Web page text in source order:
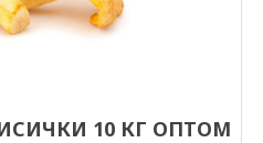
10 КГ ОПТОМ